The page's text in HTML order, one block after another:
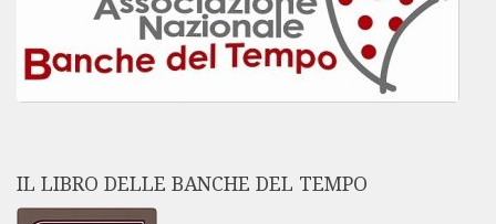
IL LIBRO DELLE BANCHE DEL TEMPO